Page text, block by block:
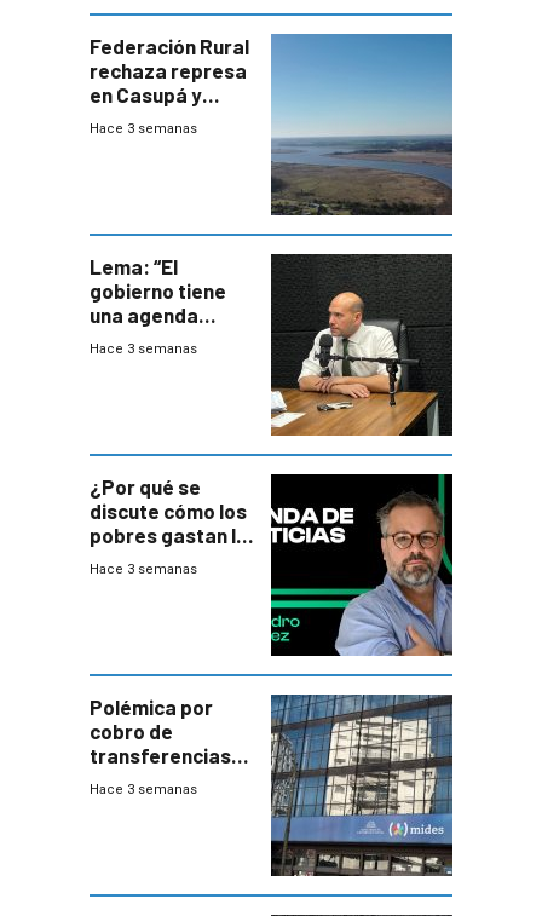
Federación Rural
rechaza represa
en Casupá y
firma demanda
Hace 3 semanas
Lema: “El
gobierno tiene
una agenda
destructiva”
Hace 3 semanas
¿Por qué se
discute cómo los
pobres gastan la
plata?
Hace 3 semanas
Polémica por
cobro de
transferencias
del Mides en
Hace 3 semanas